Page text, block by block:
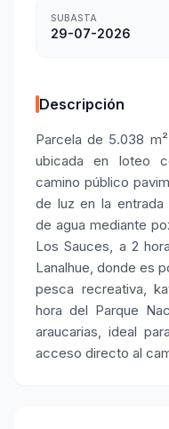
SUBASTA
29-07-2026
Descripción
Parcela de 5.038
ubicada en loteo
camino público
de luz en la
de agua mediante
Los Sauces, a 2
Lanalhue, donde es
pesca recreativa,
hora del Parque
araucarias, ideal
acceso directo al